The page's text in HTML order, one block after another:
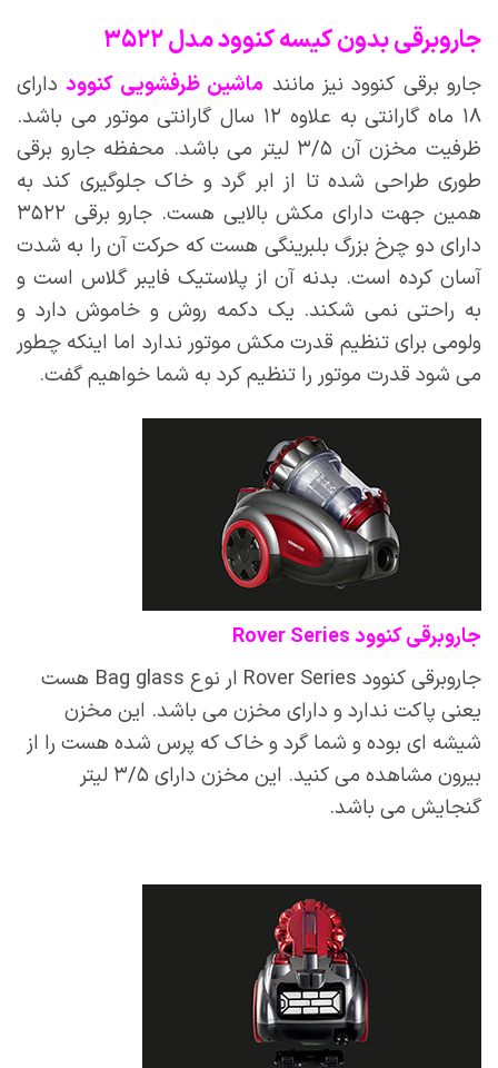
جاروبرقی بدون کیسه کنوود مدل ۳۵۲۲
جارو برقی کنوود نیز مانند ماشین ظرفشویی کنووددارای
۱۸ ماه گارانتی به علاوه ۱۲ سال گارانتی موتور می باشد.
ظرفیت مخزن آن ۳/۵ لیتر می باشد. محفظه جارو برقی
طوری طراحی شده تا از ابر گرد و خاک جلوگیری کند به
همین جهت دارای مکش بالایی هست. جارو برقی ۳۵۲۲
دارای دو چرخ بزرگ بلبرینگی هست که حرکت آن را به شدت
آسان کرده است. بدنه آن از پلاستیک فایبر گلاس است و
به راحتی نمی شکند. یک دکمه روش و خاموش دارد و
ولومی برای تنظیم قدرت مکش موتور ندارد اما اینکه چطور
می شود قدرت موتور را تنظیم کرد به شما خواهیم گفت.
جاروبرقی کنوود Rover Series
جاروبرقی کنوود Rover Series ار نوع Bag glass هست
یعنی پاکت ندارد و دارای مخزن می باشد. این مخزن
شیشه ای بوده و شما گرد و خاک که پرس شده هست را از
بیرون مشاهده می کنید. این مخزن دارای ۳/۵ لیتر
گنجایش می باشد.